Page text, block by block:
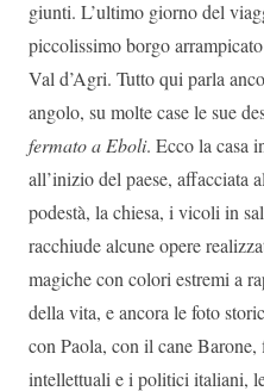
giunti. L’ultimo giorno del
piccolissimo borgo
Val d’Agri. Tutto qui parla
angolo, su molte case le sue
fermato a Eboli. Ecco la casa
all’inizio del paese, affacciata
podestà, la chiesa, i vicoli in
racchiude alcune opere
magiche con colori estremi a
della vita, e ancora le foto
con Paola, con il cane
intellettuali e i politici italiani,